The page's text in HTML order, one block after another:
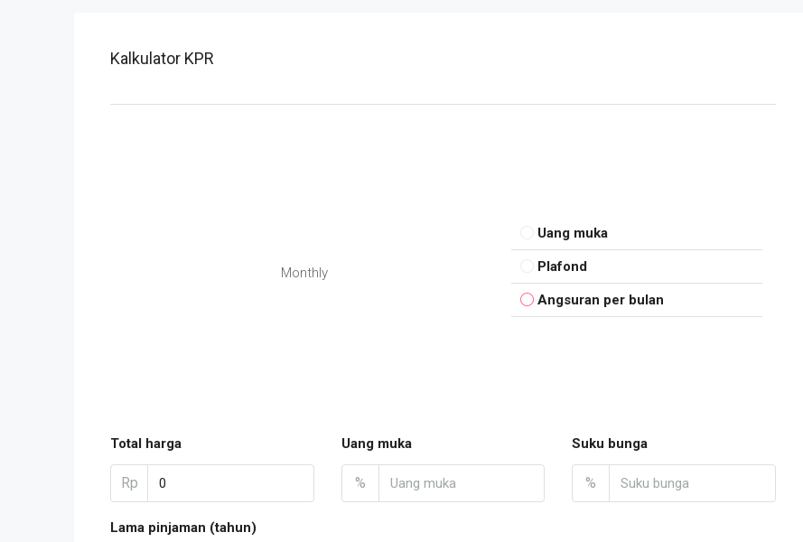
Kalkulator KPR
Monthly
Uang muka
Plafond
Angsuran per bulan
Total harga
Rp
Uang muka
%
Suku bunga
%
Lama pinjaman (tahun)